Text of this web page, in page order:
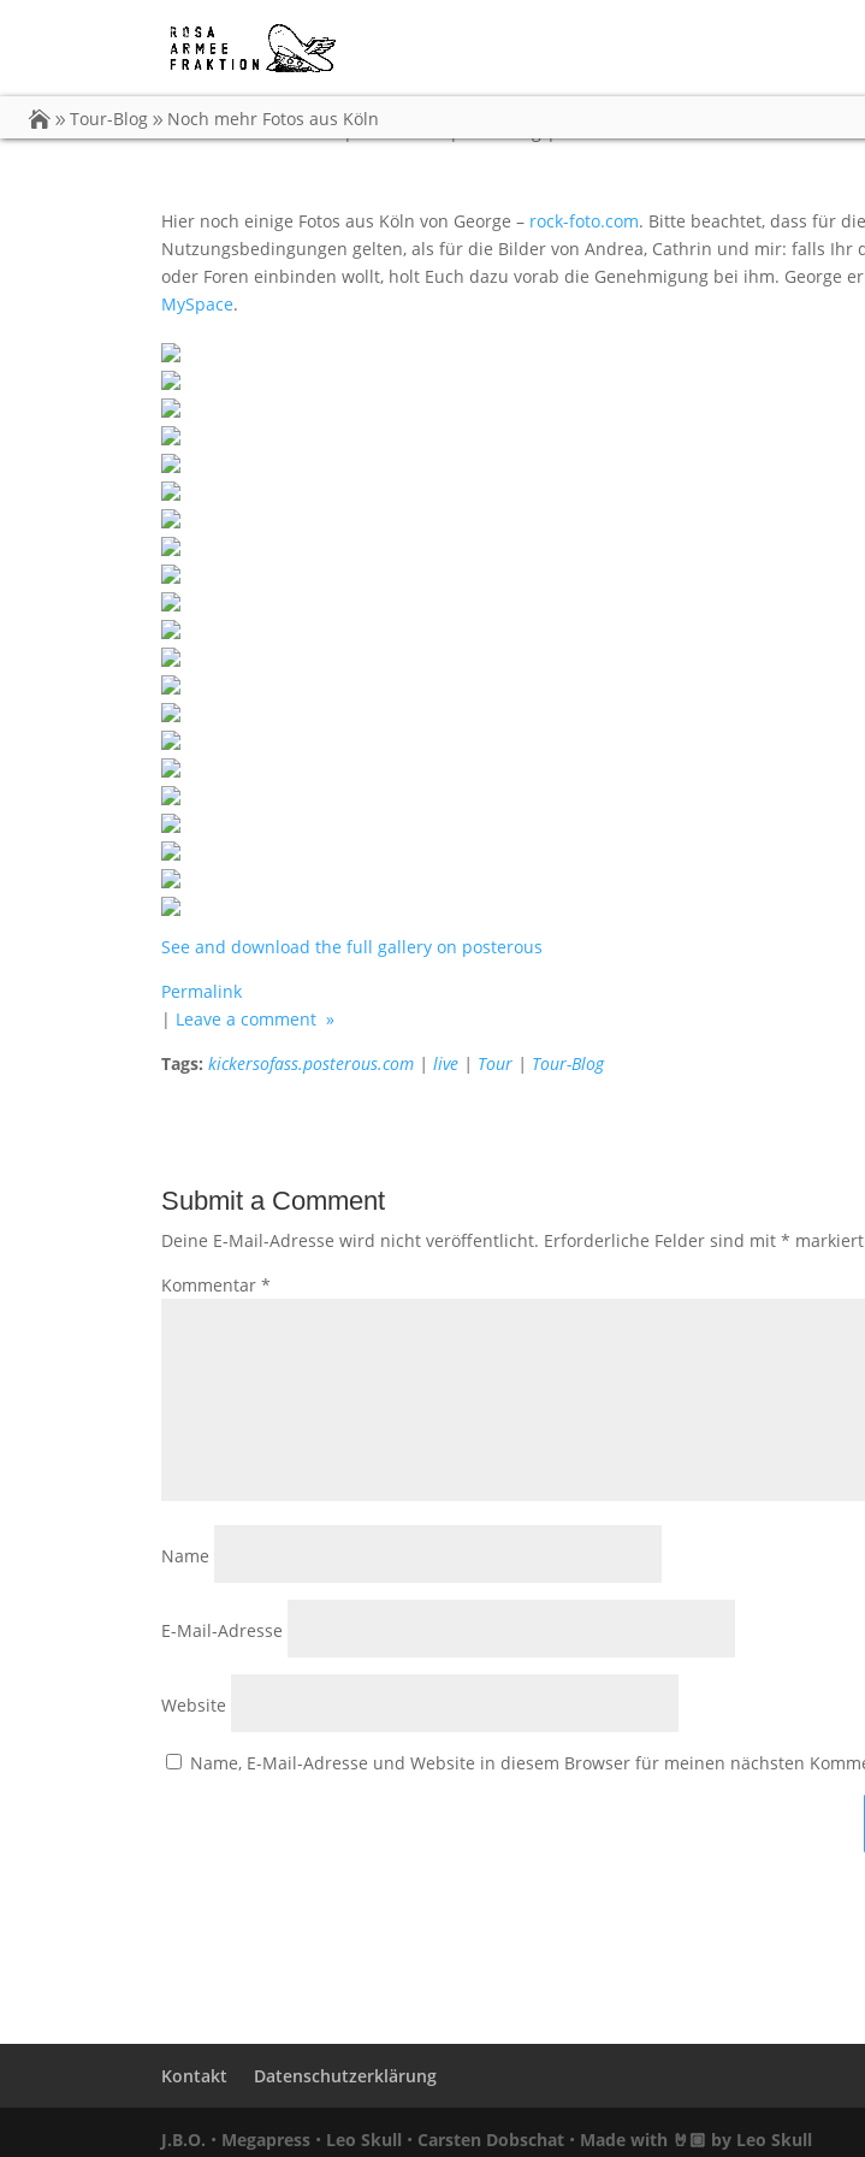
Tour-Blog Noch mehr Fotos aus Köln
Noch mehr Fotos aus Köln
vonCarsten Dobschat |16.12.2009
Hier noch einige Fotos aus Köln von George – rock-foto.com. Bitte beachtet, dass für
Nutzungsbedingungen gelten, als für die Bilder von Andrea, Cathrin und mir: falls Ihr
oder Foren einbinden wollt, holt Euch dazu vorab die Genehmigung bei ihm. George
MySpace.
See and download the full gallery on posterous
Permalink
| Leave a comment »
Tags: kickersofass.posterous.com |live | Tour | Tour-Blog
Submit a Comment
Deine E-Mail-Adresse wird nicht veröffentlicht. Erforderliche Felder sind mit* markiert
Kommentar*
Name
E-Mail-Adresse
Website
Name, E-Mail-Adresse und Website in diesem Browser für meinen nächsten
Kontakt Datenschutzerklärung
J.B.O. • Megapress • Leo Skull • Carsten Dobschat • Made with 🤘🏼 by Leo Skull